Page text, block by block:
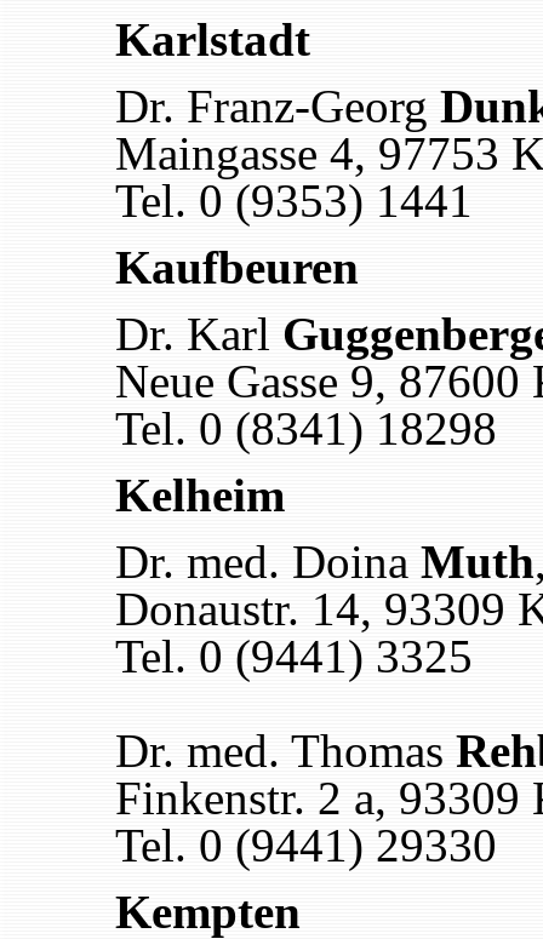
Karlstadt
Dr. Franz-Georg
Maingasse 4, 97753
Tel. 0 (9353) 1441
Kaufbeuren
Dr. Karl
Neue Gasse 9, 87600
Tel. 0 (8341) 18298
Kelheim
Dr. med. Doina Muth
Donaustr. 14, 93309
Tel. 0 (9441) 3325
Dr. med. Thomas
Finkenstr. 2 a, 93309
Tel. 0 (9441) 29330
Kempten